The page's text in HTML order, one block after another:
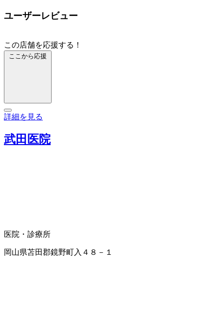
ユーザーレビュー
この店舗を応援する！
ここから応援
詳細を見る
武田医院
医院・診療所
岡山県苫田郡鏡野町入４８－１